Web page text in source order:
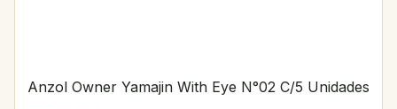
Anzol Owner Yamajin With Eye N°02 C/5 Unidades